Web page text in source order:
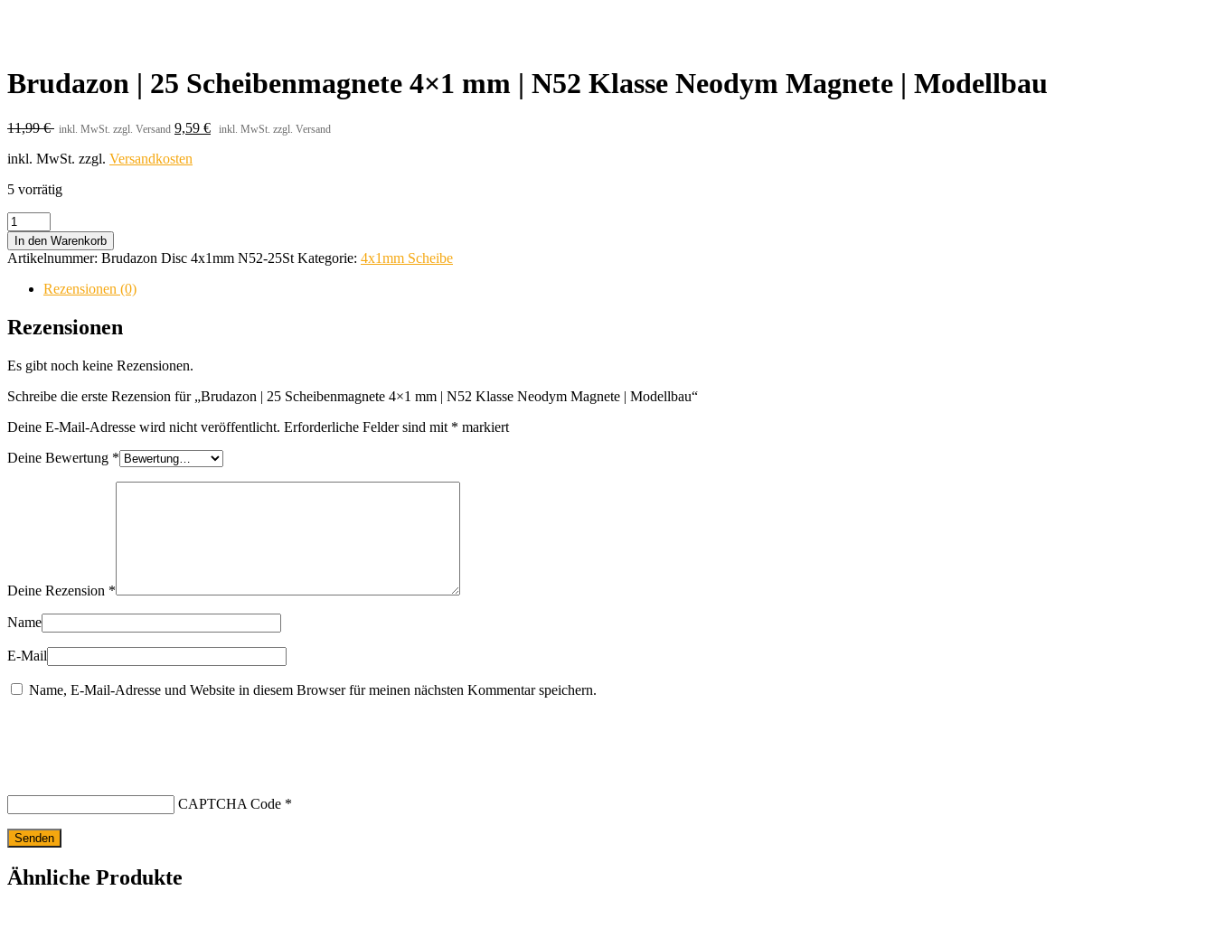
Brudazon | 25 Scheibenmagnete 4×1 mm | N52 Klasse Neodym Magnete | Modellbau
11,99€ inkl. MwSt. zzgl. Versand 9,59 € inkl. MwSt. zzgl. Versand
inkl. MwSt. zzgl. Versandkosten
5 vorrätig
Brudazon
|
25
Scheibenmagnete
|
N52
Neodym
|
Menge
In den Warenkorb
Artikelnummer: Brudazon Disc 4x1mm N52-25St Kategorie: 4x1mm Scheibe
Rezensionen (0)
Rezensionen
Es gibt noch keine Rezensionen.
Schreibe die erste Rezension für „Brudazon | 25 Scheibenmagnete 4×1 mm | N52 Klasse Neodym Magnete | Modellbau“
Deine E-Mail-Adresse wird nicht veröffentlicht. Erforderliche Felder sind mit * markiert
Deine Bewertung *
Deine Rezension *
Name
E-Mail
Name, E-Mail-Adresse und Website in diesem Browser für meinen nächsten Kommentar speichern.
CAPTCHA Code *
Ähnliche Produkte